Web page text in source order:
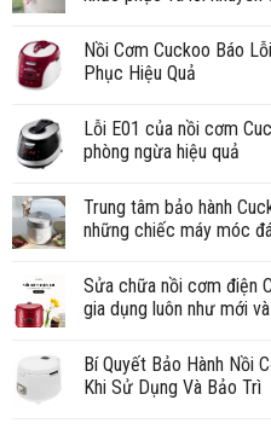
Nồi Cơm Cuckoo Báo
Phục Hiệu Quả
Lỗi E01 của nồi cơm
phòng ngừa hiệu quả
Trung tâm bảo hành
những chiếc máy móc
Sửa chữa nồi cơm điện
gia dụng luôn như mới
Bí Quyết Bảo Hành Nồi
Khi Sử Dụng Và Bảo Trì